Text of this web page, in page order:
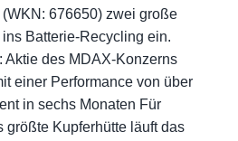
676650) zwei große
Batterie-Recycling ein.
Aktie des MDAX-Konzerns
einer Performance von über
in sechs Monaten Für
größte Kupferhütte läuft das